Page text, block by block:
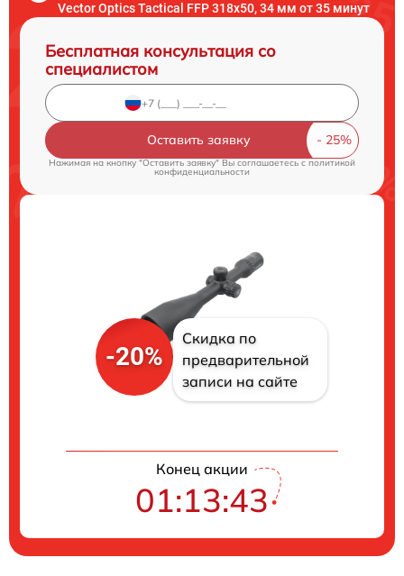
Vector Optics Tactical FFP 318x50, 34 мм от 35 минут
Бесплатная консультация со
специалистом
Оставить заявку
Нажимая на кнопку "Оставить заявку" Вы соглашаетесь c политикой
конфиденциальности
-20%
Скидка по
предварительной
записи на сайте
Конец акции
01:13:42